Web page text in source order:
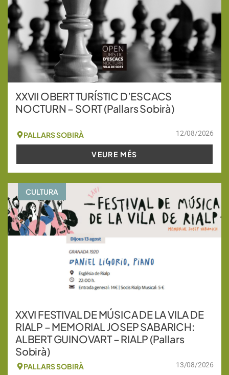
XXVII OBERT TURÍSTIC D’ESCACS
NOCTURN – SORT (Pallars Sobirà)
PALLARS SOBIRÀ 12/08/2026
VEURE MÉS
CULTURA
XXVI FESTIVAL DE MÚSICA DE LA VILA DE
RIALP – MEMORIAL JOSEP SABARICH:
ALBERT GUINOVART – RIALP (Pallars
Sobirà)
PALLARS SOBIRÀ 13/08/2026